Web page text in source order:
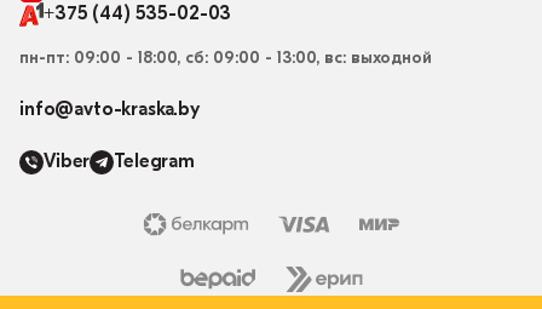
+375 (44) 535-02-03
пн-пт: 09:00 - 18:00, сб: 09:00 - 13:00, вс: выходной
info@avto-kraska.by
Viber Telegram